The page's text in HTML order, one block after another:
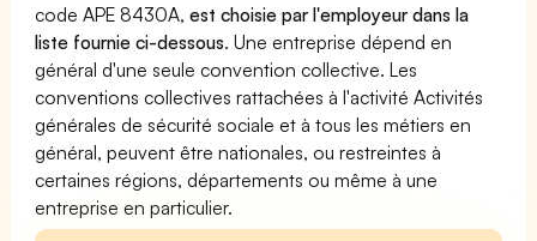
code APE 8430A,est choisie par l'employeur dans la
liste fournie ci-dessous. Une entreprise dépend en
général d'une seule convention collective. Les
conventions collectives rattachées à l'activité Activités
générales de sécurité sociale et à tous les métiers en
général, peuvent être nationales, ou restreintes à
certaines régions, départements ou même à une
entreprise en particulier.